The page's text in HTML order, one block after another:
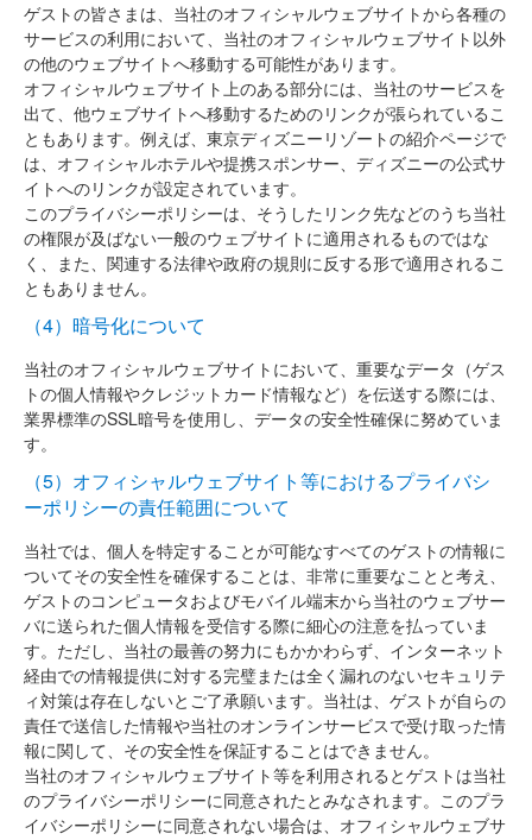
ゲストの皆さまは、当社のオフィシャルウェブサイトから各種の
サービスの利用において、当社のオフィシャルウェブサイト以外
の他のウェブサイトへ移動する可能性があります。
オフィシャルウェブサイト上のある部分には、当社のサービスを
出て、他ウェブサイトへ移動するためのリンクが張られているこ
ともあります。例えば、東京ディズニーリゾートの紹介ページで
は、オフィシャルホテルや提携スポンサー、ディズニーの公式サ
イトへのリンクが設定されています。
このプライバシーポリシーは、そうしたリンク先などのうち当社
の権限が及ばない一般のウェブサイトに適用されるものではな
く、また、関連する法律や政府の規則に反する形で適用されるこ
ともありません。
（4）暗号化について
当社のオフィシャルウェブサイトにおいて、重要なデータ（ゲス
トの個人情報やクレジットカード情報など）を伝送する際には、
業界標準のSSL暗号を使用し、データの安全性確保に努めていま
す。
（5）オフィシャルウェブサイト等におけるプライバシ
ーポリシーの責任範囲について
当社では、個人を特定することが可能なすべてのゲストの情報に
ついてその安全性を確保することは、非常に重要なことと考え、
ゲストのコンピュータおよびモバイル端末から当社のウェブサー
バに送られた個人情報を受信する際に細心の注意を払っていま
す。ただし、当社の最善の努力にもかかわらず、インターネット
経由での情報提供に対する完璧または全く漏れのないセキュリテ
ィ対策は存在しないとご了承願います。当社は、ゲストが自らの
責任で送信した情報や当社のオンラインサービスで受け取った情
報に関して、その安全性を保証することはできません。
当社のオフィシャルウェブサイト等を利用されるとゲストは当社
のプライバシーポリシーに同意されたとみなされます。このプラ
イバシーポリシーに同意されない場合は、オフィシャルウェブサ